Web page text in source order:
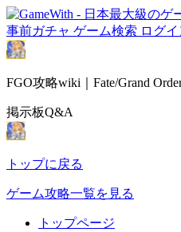
事前ガチャ ゲーム検索 ログイ
FGO攻略wiki｜Fate/Grand
掲示板Q&A
トップに戻る
ゲーム攻略一覧を見る
トップページ